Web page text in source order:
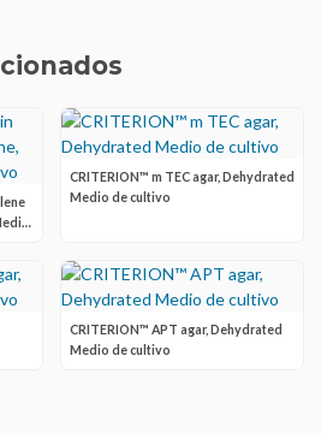
CRITERION™ m TEC agar, Dehydrated
Medio de cultivo
CRITERION™ APT agar, Dehydrated
Medio de cultivo